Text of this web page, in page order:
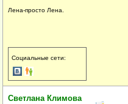
Лена-просто Лена.
Социальные сети:
Светлана Климова